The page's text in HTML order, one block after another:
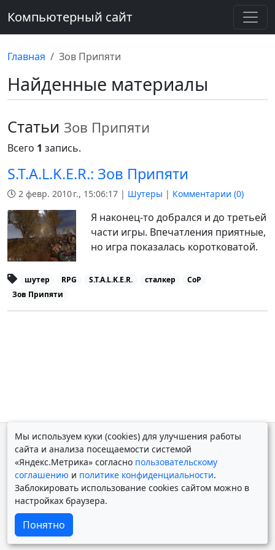
Компьютерный сайт
Главная Зов Припяти
Найденные материалы
Статьи Зов Припяти
Всего 1 запись.
S.T.A.L.K.E.R.: Зов Припяти
2 февр. 2010 г., 15:06:17 | Шутеры | Комментарии (0)
Я наконец-то добрался и до третьей
части игры. Впечатления приятные,
но игра показалась коротковатой.
шутер RPG S.T.A.L.K.E.R. сталкер
CoP
Зов Припяти
Мы используем куки (cookies) для улучшения работы
сайта и анализа посещаемости системой
«Яндекс.Метрика» согласно пользовательскому
соглашению и политике конфиденциальности.
Заблокировать использование cookies сайтом можно в
настройках браузера.
Понятно
© Дмитрий Косолапов 2007 — 2026.Старая версия
Powered byYii Framework